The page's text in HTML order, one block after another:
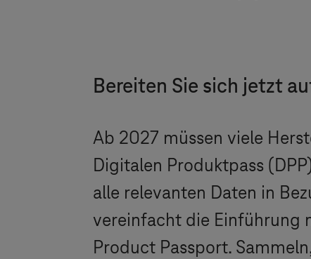
Bereiten Sie sich jetzt
Ab 2027 müssen viele
Digitalen Produktpass
alle relevanten Daten in
vereinfacht die Einführung
Product Passport.